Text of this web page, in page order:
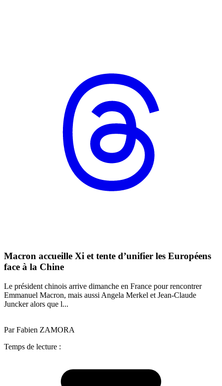
Macron accueille Xi et tente d’unifier les Européens
face à la Chine
Le président chinois arrive dimanche en France pour rencontrer
Emmanuel Macron, mais aussi Angela Merkel et Jean-Claude
Juncker alors que l...
Par Fabien ZAMORA
Temps de lecture :